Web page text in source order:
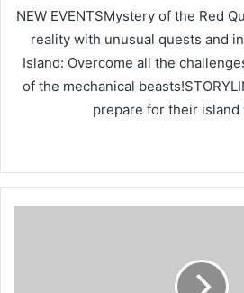
NEW EVENTSMystery of the Red
reality with unusual quests and
Island: Overcome all the
of the mechanical
prepare for their